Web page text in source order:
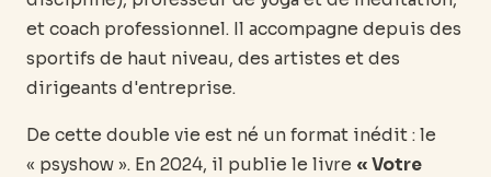
et coach professionnel. Il accompagne depuis des
sportifs de haut niveau, des artistes et des
dirigeants d'entreprise.
De cette double vie est né un format inédit : le
« psyshow ». En 2024, il publie le livre « Votre